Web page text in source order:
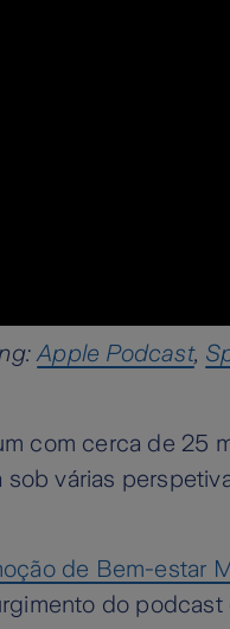
Apple Podcast,
com cerca de 25
várias
de Bem-estar
do podcast